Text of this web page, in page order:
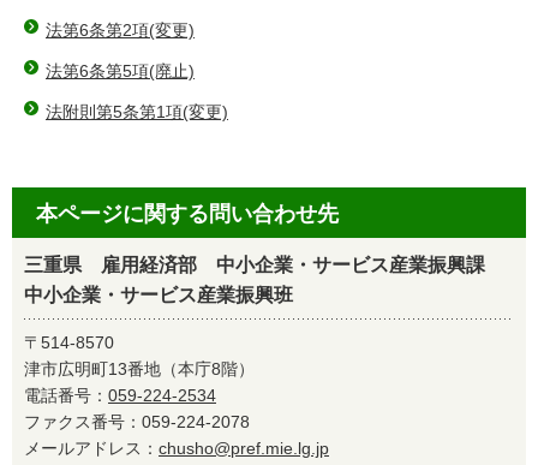
法第6条第2項(変更)
法第6条第5項(廃止)
法附則第5条第1項(変更)
本ページに関する問い合わせ先
三重県 雇用経済部 中小企業・サービス産業振興課
中小企業・サービス産業振興班
〒514-8570
津市広明町13番地（本庁8階）
電話番号： 059-224-2534
ファクス番号：059-224-2078
メールアドレス： chusho@pref.mie.lg.jp